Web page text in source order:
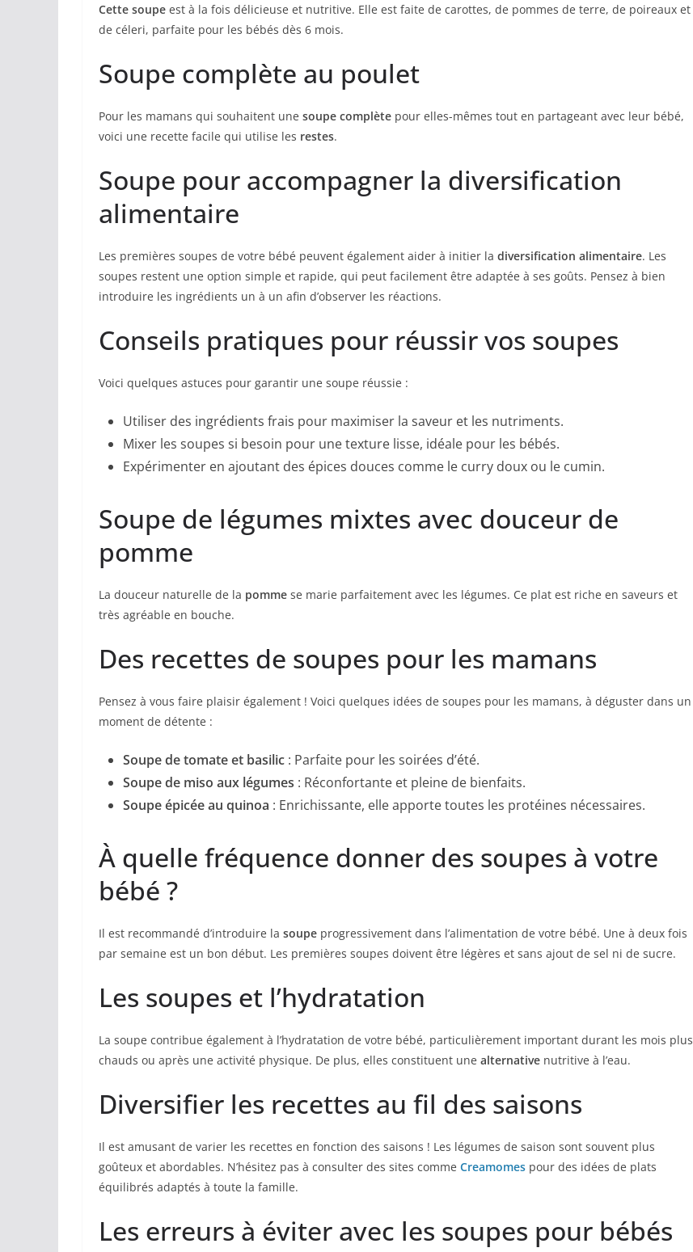
Cette soupe est à la fois délicieuse et nutritive. Elle est faite de carottes, de pommes de terre, de poireaux et
de céleri, parfaite pour les bébés dès 6 mois.
Soupe complète au poulet
Pour les mamans qui souhaitent une soupe complète pour elles-mêmes tout en partageant avec leur bébé,
voici une recette facile qui utilise les restes.
Soupe pour accompagner la diversification
alimentaire
Les premières soupes de votre bébé peuvent également aider à initier la diversification alimentaire. Les
soupes restent une option simple et rapide, qui peut facilement être adaptée à ses goûts. Pensez à bien
introduire les ingrédients un à un afin d’observer les réactions.
Conseils pratiques pour réussir vos soupes
Voici quelques astuces pour garantir une soupe réussie :
Utiliser des ingrédients frais pour maximiser la saveur et les nutriments.
Mixer les soupes si besoin pour une texture lisse, idéale pour les bébés.
Expérimenter en ajoutant des épices douces comme le curry doux ou le cumin.
Soupe de légumes mixtes avec douceur de
pomme
La douceur naturelle de la pomme se marie parfaitement avec les légumes. Ce plat est riche en saveurs et
très agréable en bouche.
Des recettes de soupes pour les mamans
Pensez à vous faire plaisir également ! Voici quelques idées de soupes pour les mamans, à déguster dans un
moment de détente :
Soupe de tomate et basilic : Parfaite pour les soirées d’été.
Soupe de miso aux légumes : Réconfortante et pleine de bienfaits.
Soupe épicée au quinoa : Enrichissante, elle apporte toutes les protéines nécessaires.
À quelle fréquence donner des soupes à votre
bébé ?
Il est recommandé d’introduire la soupe progressivement dans l’alimentation de votre bébé. Une à deux fois
par semaine est un bon début. Les premières soupes doivent être légères et sans ajout de sel ni de sucre.
Les soupes et l’hydratation
La soupe contribue également à l’hydratation de votre bébé, particulièrement important durant les mois plus
chauds ou après une activité physique. De plus, elles constituent une alternative nutritive à l’eau.
Diversifier les recettes au fil des saisons
Il est amusant de varier les recettes en fonction des saisons ! Les légumes de saison sont souvent plus
goûteux et abordables. N’hésitez pas à consulter des sites comme Creamomes pour des idées de plats
équilibrés adaptés à toute la famille.
Les erreurs à éviter avec les soupes pour bébés